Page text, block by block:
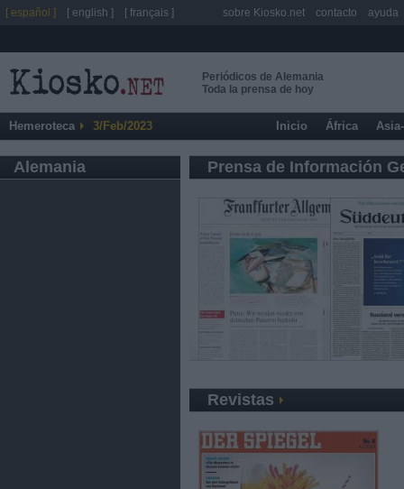
Periódicos de Alemania
Toda la prensa de hoy
Hemeroteca 3/Feb/2023 Inicio África
Alemania Prensa de Información
Revistas
[ español ] [ english ] [ français ] sobre Kiosko.net contacto ayuda